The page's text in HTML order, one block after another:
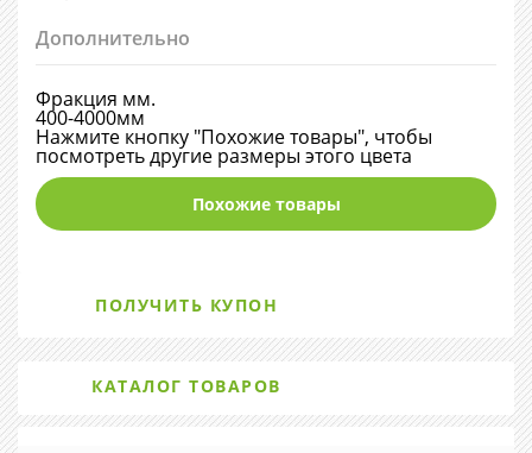
Дополнительно
Фракция мм.
400-4000мм
Нажмите кнопку "Похожие товары", чтобы
посмотреть другие размеры этого цвета
Похожие товары
ПОЛУЧИТЬ КУПОН
КАТАЛОГ ТОВАРОВ